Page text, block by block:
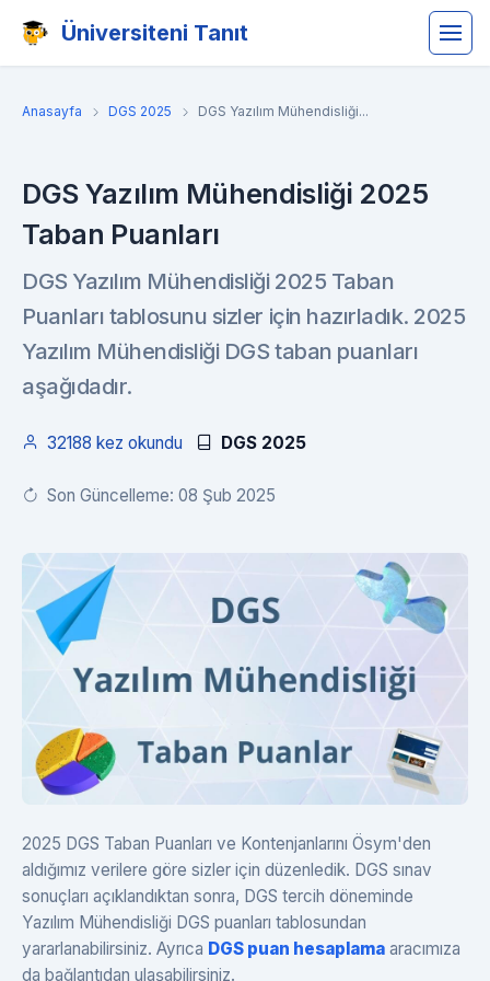
Üniversiteni Tanıt
Anasayfa DGS 2025 DGS Yazılım Mühendisliği...
DGS Yazılım Mühendisliği 2025
Taban Puanları
DGS Yazılım Mühendisliği 2025 Taban
Puanları tablosunu sizler için hazırladık. 2025
Yazılım Mühendisliği DGS taban puanları
aşağıdadır.
32188 kez okundu DGS 2025
Son Güncelleme: 08 Şub 2025
2025 DGS Taban Puanları ve Kontenjanlarını Ösym'den
aldığımız verilere göre sizler için düzenledik. DGS sınav
sonuçları açıklandıktan sonra, DGS tercih döneminde
Yazılım Mühendisliği DGS puanları tablosundan
yararlanabilirsiniz. Ayrıca DGS puan hesaplama aracımıza
da bağlantıdan ulaşabilirsiniz.